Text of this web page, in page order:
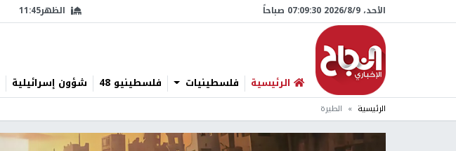
الأحد، 9/‏8/‏2026 07:09:31 صباحاً الظهر11:45
الرئيسية فلسطينيات فلسطينيو 48 شؤون إسرائيلية
الرئيسية الطيرة